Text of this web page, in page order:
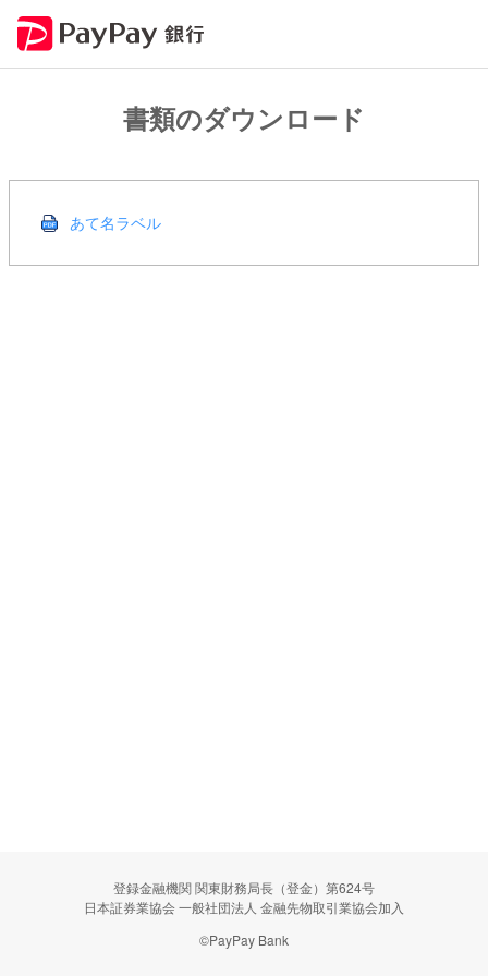
書類のダウンロード
あて名ラベル
登録金融機関 関東財務局長（登金）第624号
日本証券業協会 一般社団法人 金融先物取引業協会加入
©PayPay Bank